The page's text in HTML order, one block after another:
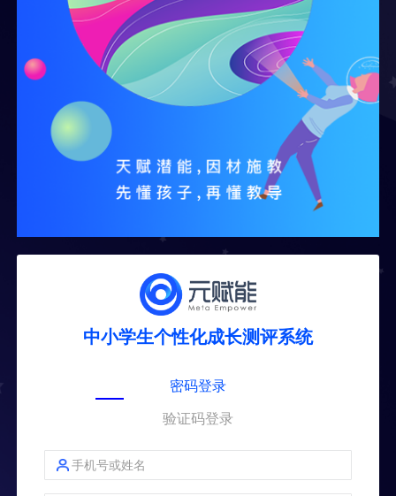
中小学生个性化成长测评系统
密码登录
验证码登录